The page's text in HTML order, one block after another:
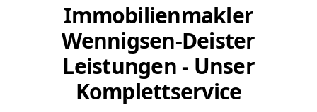
Immobilienmakler
Wennigsen-Deister
Leistungen - Unser
Komplettservice